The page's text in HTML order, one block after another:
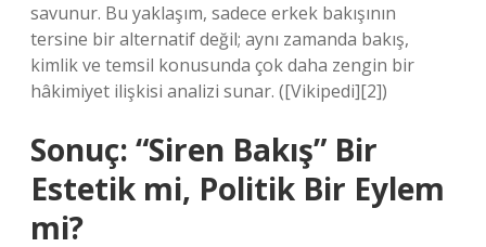
savunur. Bu yaklaşım, sadece erkek bakışının
tersine bir alternatif değil; aynı zamanda bakış,
kimlik ve temsil konusunda çok daha zengin bir
hâkimiyet ilişkisi analizi sunar. ([Vikipedi][2])
Sonuç: “Siren Bakış” Bir
Estetik mi, Politik Bir Eylem
mi?